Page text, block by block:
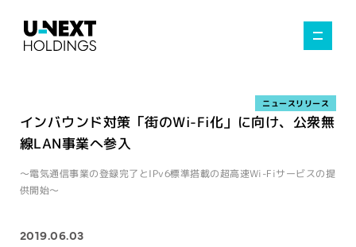
インバウンド対策「街のWi-Fi化」に向け、公衆無
線LAN事業へ参入
～電気通信事業の登録完了とIPv6標準搭載の超高速Wi-Fiサービスの提
供開始～
ニュースリリース
2019.06.03